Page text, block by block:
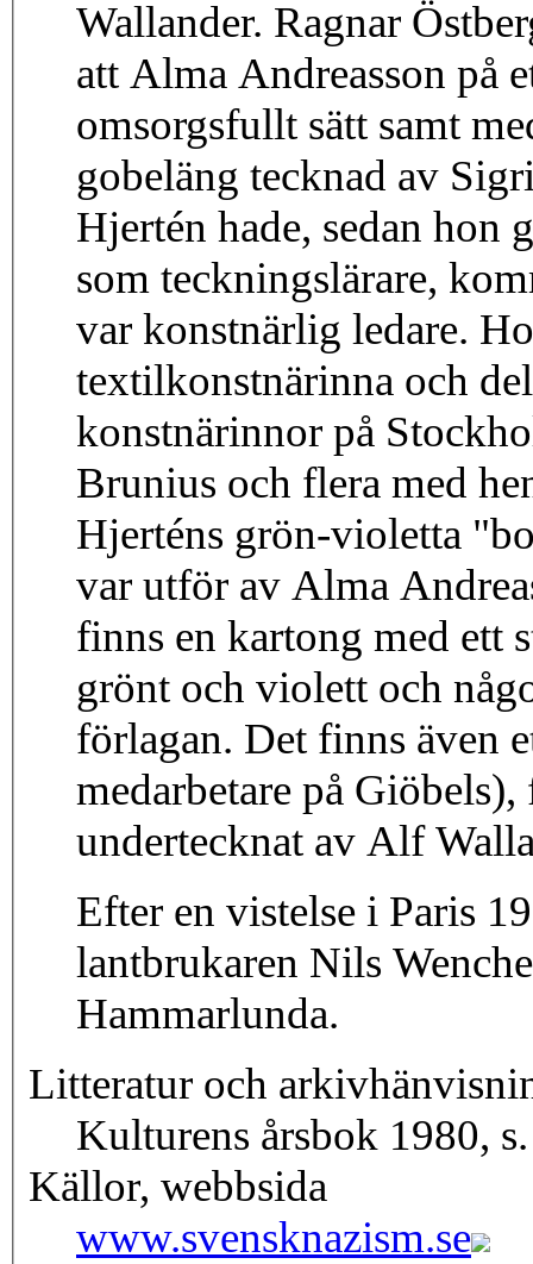
Wallander. Ragnar
att Alma Andreasson på
omsorgsfullt sätt samt
gobeläng tecknad av
Hjertén hade, sedan hon
som teckningslärare,
var konstnärlig ledare.
textilkonstnärinna och
konstnärinnor på
Brunius och flera med
Hjerténs grön-violetta
var utför av Alma
finns en kartong med ett
grönt och violett och
förlagan. Det finns även
medarbetare på
undertecknat av Alf
Efter en vistelse i Paris
lantbrukaren Nils
Hammarlunda.
Litteratur och
Kulturens årsbok 1980,
Källor, webbsida
www.svensknazism.se